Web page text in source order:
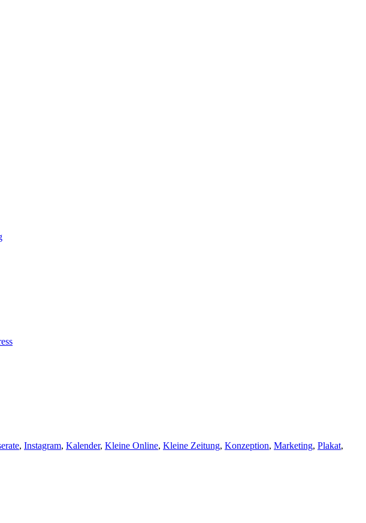
, Instagram, Kalender, Kleine Online, Kleine Zeitung, Konzeption, Marketing, Plakat,